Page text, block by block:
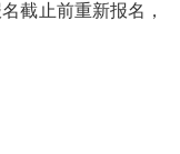
截止前重新报名，